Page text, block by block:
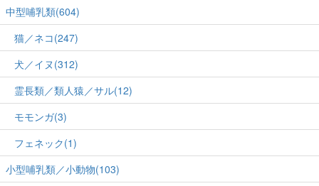
中型哺乳類(604)
猫／ネコ(247)
犬／イヌ(312)
霊長類／類人猿／サル(12)
モモンガ(3)
フェネック(1)
小型哺乳類／小動物(103)